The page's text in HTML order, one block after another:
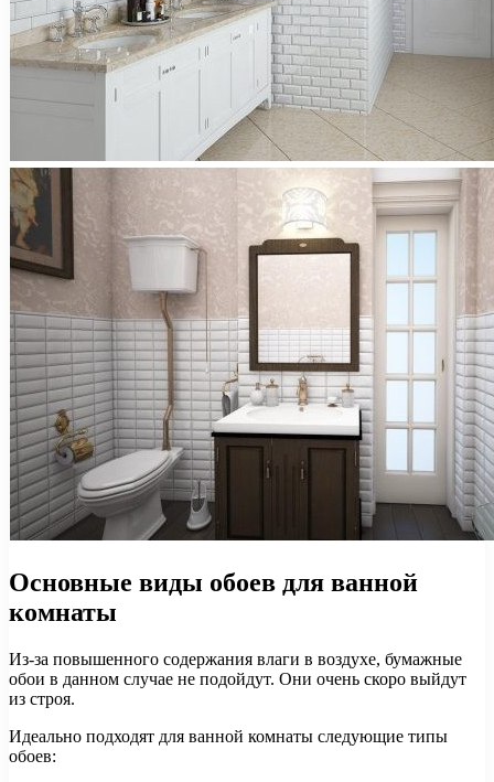
Основные виды обоев для ванной
комнаты
Из-за повышенного содержания влаги в воздухе, бумажные
обои в данном случае не подойдут. Они очень скоро выйдут
из строя.
Идеально подходят для ванной комнаты следующие типы
обоев: